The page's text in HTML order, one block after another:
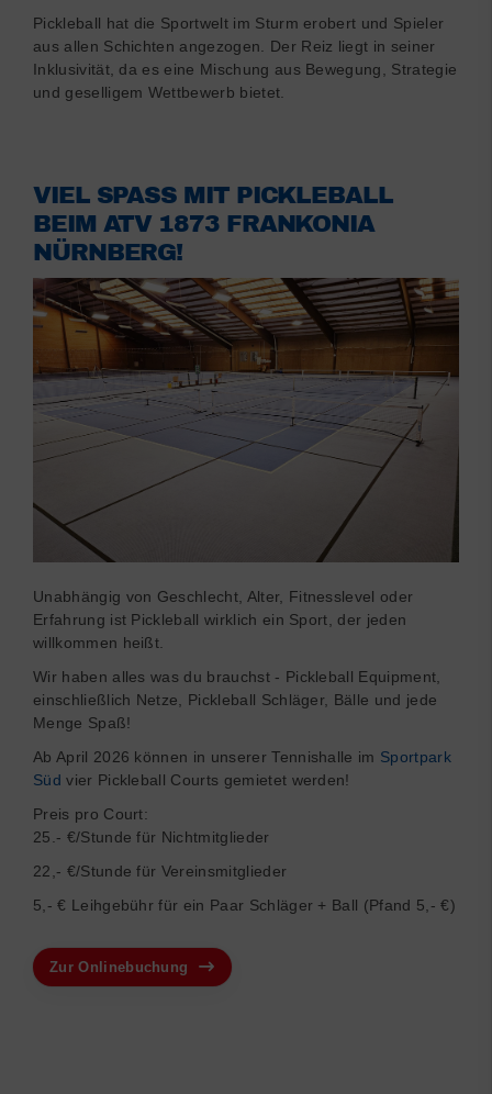
Pickleball hat die Sportwelt im Sturm erobert und Spieler
aus allen Schichten angezogen. Der Reiz liegt in seiner
Inklusivität, da es eine Mischung aus Bewegung, Strategie
und geselligem Wettbewerb bietet.
VIEL SPASS MIT PICKLEBALL B
EIM ATV 1873 FRANKONIA N
ÜRNBERG!
Unabhängig von Geschlecht, Alter, Fitnesslevel oder
Erfahrung ist Pickleball wirklich ein Sport, der jeden
willkommen heißt.
Wir haben alles was du brauchst - Pickleball Equipment,
einschließlich Netze, Pickleball Schläger, Bälle und jede
Menge Spaß!
Ab April 2026 können in unserer Tennishalle im Sportpark
Süd vier Pickleball Courts gemietet werden!
Preis pro Court:
25.- €/Stunde für Nichtmitglieder
22,- €/Stunde für Vereinsmitglieder
5,- € Leihgebühr für ein Paar Schläger + Ball (Pfand 5,- €)
Zur Onlinebuchung